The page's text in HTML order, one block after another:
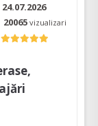
24.07.2026
20065 vizualizari